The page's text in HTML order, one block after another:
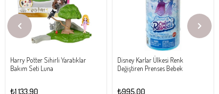
Harry Potter Sihirli Yaratıklar
Bakım Seti Luna
₺1.133,90
Disney Karlar Ülkesi Renk
Değiştiren Prenses Bebek
₺995,00